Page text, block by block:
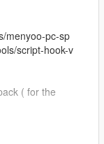
menyoo-pc-sp
script-hook-v
( for the